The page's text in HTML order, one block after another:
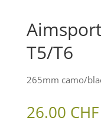
T5/T6
265mm camo/
26.00 CHF